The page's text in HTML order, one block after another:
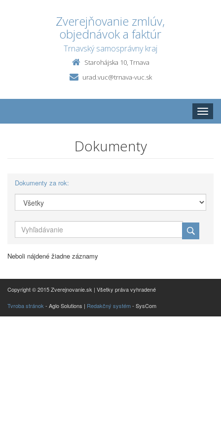
Zverejňovanie zmlúv,
objednávok a faktúr
Trnavský samosprávny kraj
Starohájska 10, Trnava
urad.vuc@trnava-vuc.sk
Toggle
Dokumenty
Dokumenty za rok:
Neboli nájdené žiadne záznamy
Copyright © 2015 Zverejnovanie.sk | Všetky práva vyhradené
Tvroba stránok - Aglo Solutions | Redakčný systém- SysCom